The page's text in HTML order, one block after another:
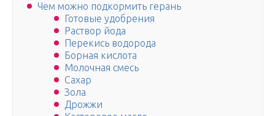
Чем можно подкормить герань
Готовые удобрения
Раствор йода
Перекись водорода
Борная кислота
Молочная смесь
Сахар
Зола
Дрожжи